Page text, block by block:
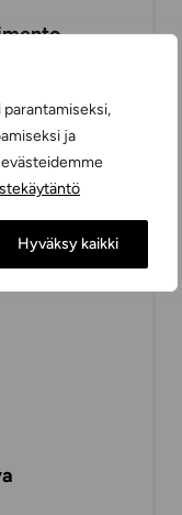
ja
Hyväksy kaikki
19,99 €